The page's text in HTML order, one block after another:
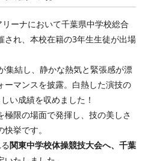
ーナにおいて千葉県中学校総合
され、本校在籍の3年生生徒が出場
集結し、静かな熱気と緊張感が漂
ーマンスを披露。白熱した演技の
い成績を収めました！
限の場面で発揮し、技の美しさ
挙です。
関東中学校体操競技大会へ、千葉